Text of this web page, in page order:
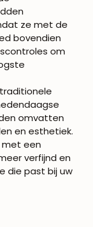
ze met de
bovendien
om
omvatten
en esthetiek.
met een
verfijnd en
die past bij uw